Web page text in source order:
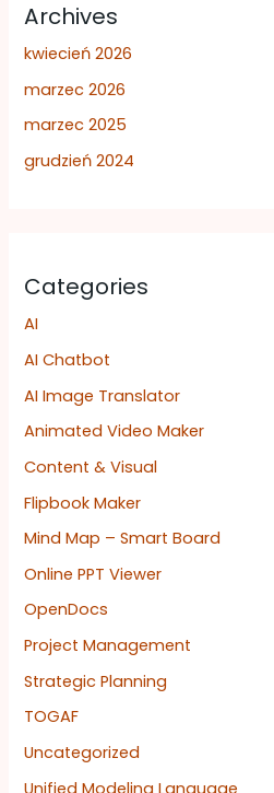
Archives
kwiecień 2026
marzec 2026
marzec 2025
grudzień 2024
Categories
AI
AI Chatbot
AI Image Translator
Animated Video Maker
Content & Visual
Flipbook Maker
Mind Map – Smart Board
Online PPT Viewer
OpenDocs
Project Management
Strategic Planning
TOGAF
Uncategorized
Unified Modeling Language